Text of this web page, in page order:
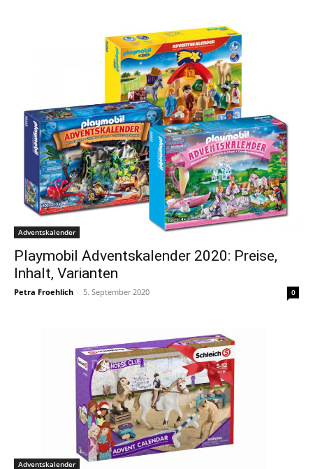
Adventskalender
Playmobil Adventskalender 2020: Preise,
Inhalt, Varianten
Petra Froehlich - 5. September 2020 0
Adventskalender